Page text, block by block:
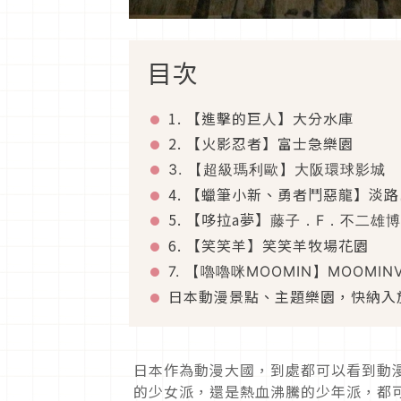
目次
1. 【進擊的巨人】大分水庫
2. 【火影忍者】富士急樂園
3. 【超級瑪利歐】大阪環球影城
4. 【蠟筆小新、勇者鬥惡龍】淡
5. 【哆拉a夢】 藤子．F．不二雄
6. 【笑笑羊】笑笑羊牧場花園
7. 【嚕嚕咪MOOMIN】
日本動漫景點、主題樂園，快納
日本作為動漫大國，到處都可以看到
的少女派，還是熱血沸騰的少年派，